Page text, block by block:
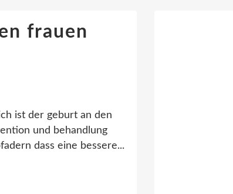
frauen
ist der geburt an den
und behandlung
dass eine bessere...